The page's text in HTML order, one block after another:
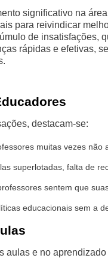
significativo na
para reivindicar
de insatisfações,
rápidas e efetivas,
destacam-se:
muitas vezes
superlotadas, falta de
sentem que
educacionais sem a
aulas e no